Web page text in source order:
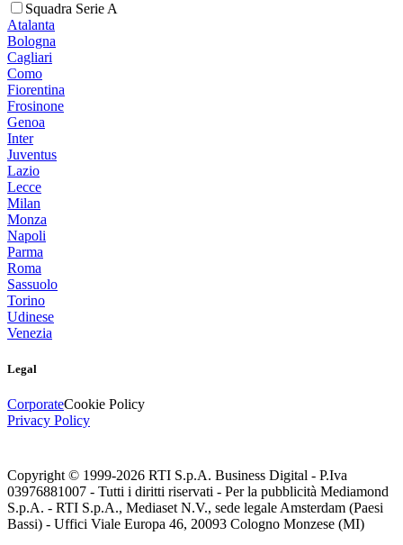
Squadra Serie A
Atalanta
Bologna
Cagliari
Como
Fiorentina
Frosinone
Genoa
Inter
Juventus
Lazio
Lecce
Milan
Monza
Napoli
Parma
Roma
Sassuolo
Torino
Udinese
Venezia
Legal
CorporateCookie Policy
Privacy Policy
Copyright © 1999-2026 RTI S.p.A. Business Digital - P.Iva
03976881007 - Tutti i diritti riservati - Per la pubblicità Mediamond
S.p.A. - RTI S.p.A., Mediaset N.V., sede legale Amsterdam (Paesi
Bassi) - Uffici Viale Europa 46, 20093 Cologno Monzese (MI)